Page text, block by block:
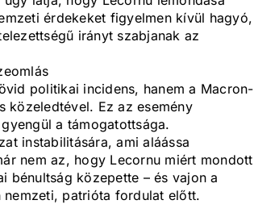
érdekeket figyelmen kívül hagyó,
irányt szabjanak az
politikai incidens, hanem a Macron-
közeledtével. Ez az esemény
a támogatottsága.
instabilitására, ami aláássa
nem az, hogy Lecornu miért mondott
bénultság közepette – és vajon a
patrióta fordulat előtt.